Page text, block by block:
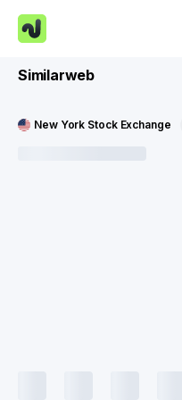
Similarweb
New York Stock Exchange